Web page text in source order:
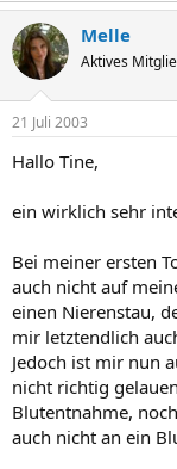
Melle
Aktives
21 Juli 2003
Hallo Tine,
ein wirklich sehr
Bei meiner ersten
auch nicht auf
einen Nierenstau,
mir letztendlich
Jedoch ist mir nun
nicht richtig
Blutentnahme,
auch nicht an ein